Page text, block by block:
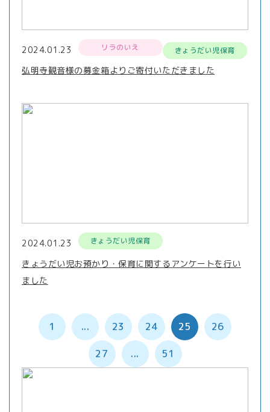
2024.01.23 リラのいえ きょうだい児保育
弘明寺観音様の募金箱よりご寄付いただきました
2024.01.23 きょうだい児保育
きょうだい児お預かり・保育に関するアンケートを行い
ました
1 ... 23 24 25 26
27 ... 51